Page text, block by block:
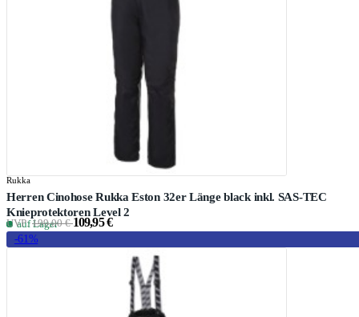
Rukka
Herren Cinohose Rukka Eston 32er Länge black inkl. SAS-TEC
Knieprotektoren Level 2
auf Lager
UVP:199,00 € 109,95 €
-61%